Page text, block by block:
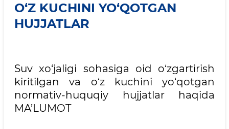
O‘Z KUCHINI YO‘QOTGAN
HUJJATLAR
Suv xo‘jaligi sohasiga oid o‘zgartirish
kiritilgan va o‘z kuchini yo‘qotgan
normativ-huquqiy hujjatlar haqida
MA’LUMOT